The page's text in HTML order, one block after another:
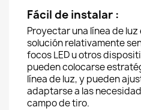
Fácil de instalar :
Proyectar una línea de luz
solución relativamente
focos LED u otros
pueden colocarse
línea de luz, y pueden
adaptarse a las
campo de tiro.